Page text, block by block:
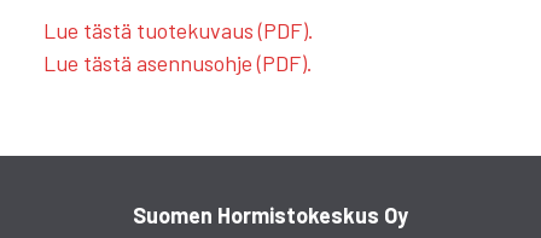
Lue tästä tuotekuvaus (PDF).
Lue tästä asennusohje (PDF).
Suomen Hormistokeskus Oy